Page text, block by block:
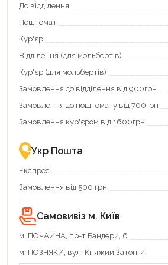
До відділення
Поштомат
Кур'єр
Відділення (для мольбертів)
Кур'єр (для мольбертів)
Замовлення до відділення від 900грн
Замовлення до поштомату від 700грн
Замовлення кур'єром від 1600грн
Укр Пошта
Експрес
Замовлення від 500 грн
Самовивіз м. Київ
м. ПОЧАЙНА, пр-т Бандери, 6
м. ПОЗНЯКИ, вул. Княжий Затон, 4